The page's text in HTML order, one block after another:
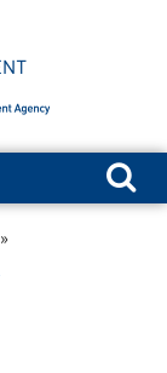
Search for:
»